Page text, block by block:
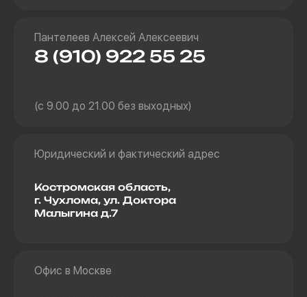
Пантелеев Алексей Алексеевич
8 (910) 922 55 25
(с 9.00 до 21.00 без выходных)
Юридический и фактический адрес
Костромская область,
г. Чухлома, ул. Доктора
Малыгина д.7
Офис в Москве